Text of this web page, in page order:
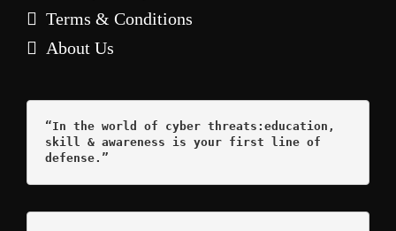
Terms & Conditions
About Us
“In the world of cyber threats:education,
skill & awareness is your first line of
defense.”